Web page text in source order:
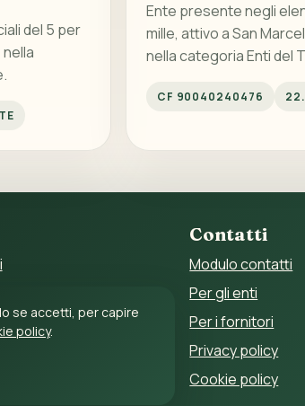
del 5 per
Ente presente negli
mille, attivo a San
nella categoria Enti del
CF 90040240476
mille
Contatti
Modulo contatti
Per gli enti
Per i fornitori
Privacy policy
Cookie policy
se accetti, per capire
policy.